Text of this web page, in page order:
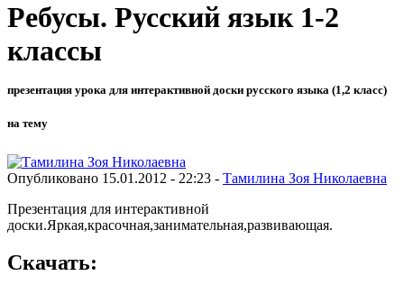
Ребусы. Русский язык 1-2
классы
презентация урока для интерактивной доски русского языка (1,2 класс)
на тему
Опубликовано 15.01.2012 - 22:23 - Тамилина Зоя Николаевна
Презентация для интерактивной
доски.Яркая,красочная,занимательная,развивающая.
Скачать: